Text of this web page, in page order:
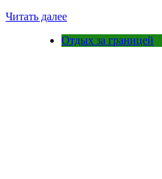
Читать далее
Отдых за границей